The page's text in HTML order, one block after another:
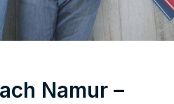
Namur –